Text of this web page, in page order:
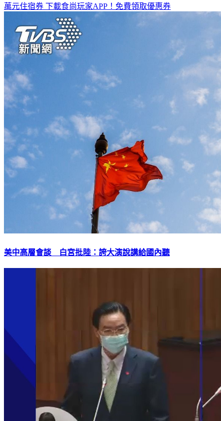
萬元住宿券 下載食尚玩家APP！免費領取優惠券
美中高層會談 白宮批陸：誇大演說講給國內聽